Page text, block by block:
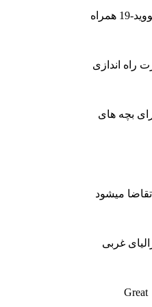
امسال تزریق واکسن آنفلوانزا نسبت به سالهای پیش از اهمیت بیشتری برخوردار است. بویژه اگر آنفلوانزای فصلی با شیوع مجدد ویروس کووید-19 همراه
راه اندازی
بچه های
اند، تقاضا میشود
غربی
تاکنون 348000 نفر در ایالت استرالیای غربی واکسن آنفلوانزا را دریافت کرده اند. بعلاوه بنا به اظهارات وزارت بهداشت این ایالت ، در نواحی Great